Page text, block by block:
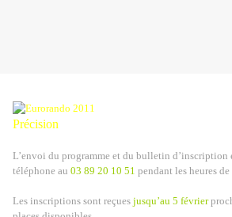
Précision
L’envoi du programme et du bulletin d’inscription
téléphone au 03 89 20 10 51 pendant les heures de
Les inscriptions sont reçues jusqu’au 5 février